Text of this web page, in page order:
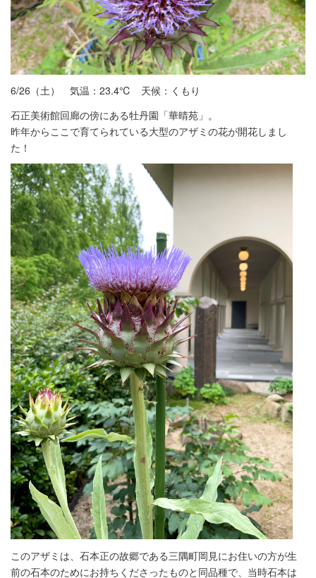
6/26（土） 気温：23.4℃ 天候：くもり
石正美術館回廊の傍にある牡丹園「華晴苑」。
昨年からここで育てられている大型のアザミの花が開花しまし
た！
このアザミは、石本正の故郷である三隅町岡見にお住いの方が生
前の石本のためにお持ちくださったものと同品種で、当時石本は